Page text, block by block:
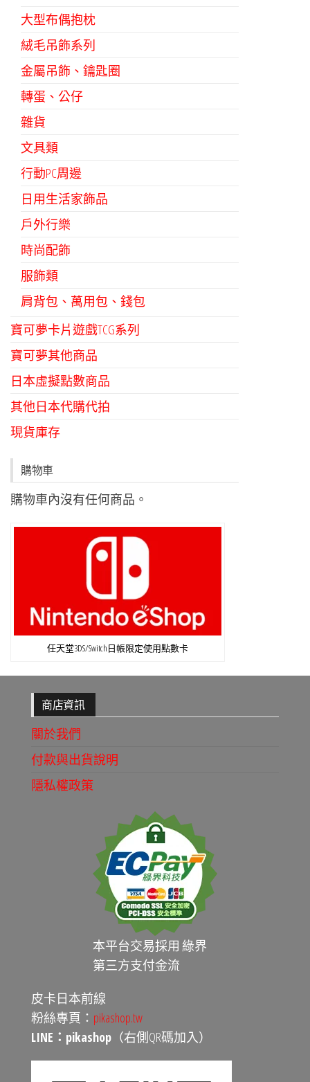
大型布偶抱枕
絨毛吊飾系列
金屬吊飾、鑰匙圈
轉蛋、公仔
雜貨
文具類
行動PC周邊
日用生活家飾品
戶外行樂
時尚配飾
服飾類
肩背包、萬用包、錢包
寶可夢卡片遊戲TCG系列
寶可夢其他商品
日本虛擬點數商品
其他日本代購代拍
現貨庫存
購物車
購物車內沒有任何商品。
任天堂3DS/Switch日帳限定使用點數卡
商店資訊
關於我們
付款與出貨說明
隱私權政策
本平台交易採用 綠界
第三方支付金流
皮卡日本前線
粉絲專頁： pikashop.tw
LINE：pikashop （右側QR碼加入）